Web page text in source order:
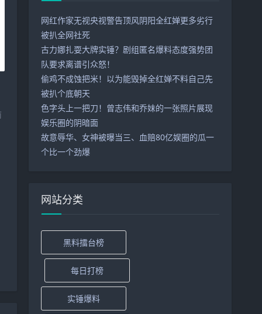
网红作家无视央视警告顶风阴阳全红婵更多劣行
被扒全网社死
古力娜扎耍大牌实锤？剧组匿名爆料态度强势团
队要求离谱引众怒！
偷鸡不成蚀把米！以为能毁掉全红婵不料自己先
被扒个底朝天
色字头上一把刀！曾志伟和乔妹的一张照片展现
娱乐圈的阴暗面
故意辱华、女神被曝当三、血赔80亿娱圈的瓜一
个比一个劲爆
网站分类
黑料擂台榜
每日打榜
实锤爆料